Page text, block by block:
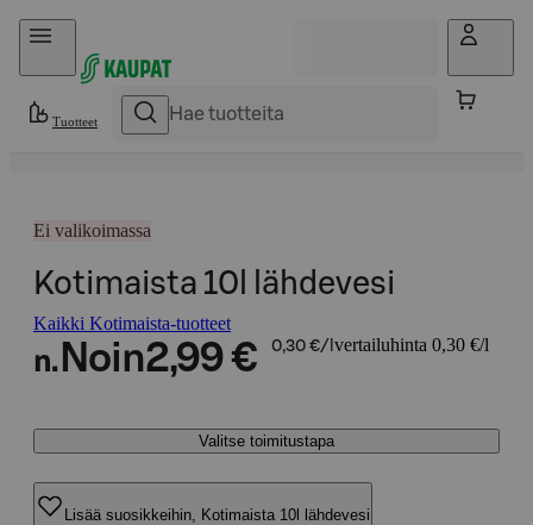
Hyppää sisältöön
Tuotteet
Ei valikoimassa
Kotimaista 10l lähdevesi
Kaikki Kotimaista-tuotteet
n. Noin2,99 € 0,30 €/l vertailuhinta 0,30 €/l
Valitse toimitustapa
Lisää suosikkeihin, Kotimaista 10l lähdevesi